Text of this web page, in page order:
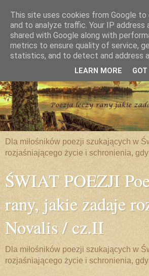
Dla miłośników poezji szukających w
rozjaśniającego życie i schronienia,
ŚWIAT POEZJI
rany, jakie zadaje
Novalis / cz.II
Dla miłośników poezji szukających w
rozjaśniającego życie i schronienia,
This site uses cookies from Google
and to analyze traffic. Your IP address
shared with Google along with
metrics to ensure quality of service,
statistics, and to detect and address
LEARN MORE